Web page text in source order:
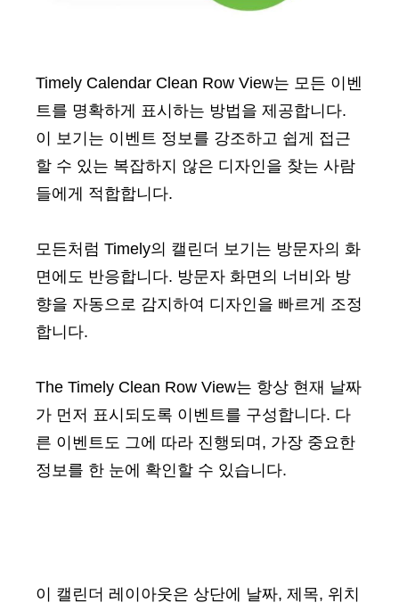
Timely Calendar Clean Row View는 모든 이벤
트를 명확하게 표시하는 방법을 제공합니다.
이 보기는 이벤트 정보를 강조하고 쉽게 접근
할 수 있는 복잡하지 않은 디자인을 찾는 사람
들에게 적합합니다.
모든처럼 Timely의 캘린더 보기는 방문자의 화
면에도 반응합니다. 방문자 화면의 너비와 방
향을 자동으로 감지하여 디자인을 빠르게 조정
합니다.
The Timely Clean Row View는 항상 현재 날짜
가 먼저 표시되도록 이벤트를 구성합니다. 다
른 이벤트도 그에 따라 진행되며, 가장 중요한
정보를 한 눈에 확인할 수 있습니다.
이 캘린더 레이아웃은 상단에 날짜, 제목, 위치